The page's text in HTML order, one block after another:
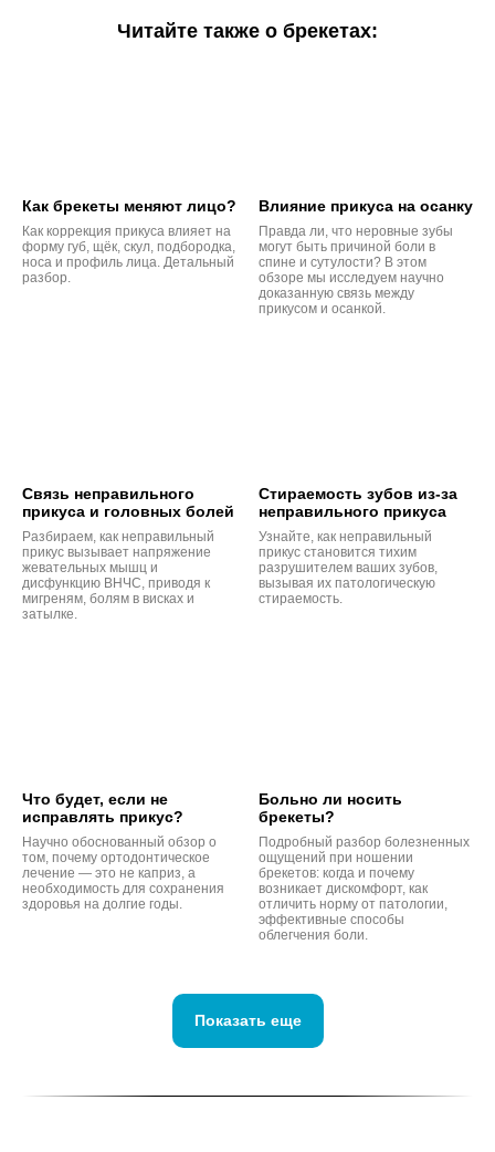
Читайте также о брекетах:
Как брекеты меняют лицо?
Как коррекция прикуса влияет на
форму губ, щёк, скул, подбородка,
носа и профиль лица. Детальный
разбор.
Влияние прикуса на осанку
Правда ли, что неровные зубы
могут быть причиной боли в
спине и сутулости? В этом
обзоре мы исследуем научно
доказанную связь между
прикусом и осанкой.
Связь неправильного
прикуса и головных болей
Разбираем, как неправильный
прикус вызывает напряжение
жевательных мышц и
дисфункцию ВНЧС, приводя к
мигреням, болям в висках и
затылке.
Стираемость зубов из-за
неправильного прикуса
Узнайте, как неправильный
прикус становится тихим
разрушителем ваших зубов,
вызывая их патологическую
стираемость.
Что будет, если не
исправлять прикус?
Научно обоснованный обзор о
том, почему ортодонтическое
лечение — это не каприз, а
необходимость для сохранения
здоровья на долгие годы.
Больно ли носить
брекеты?
Подробный разбор болезненных
ощущений при ношении
брекетов: когда и почему
возникает дискомфорт, как
отличить норму от патологии,
эффективные способы
облегчения боли.
Показать еще